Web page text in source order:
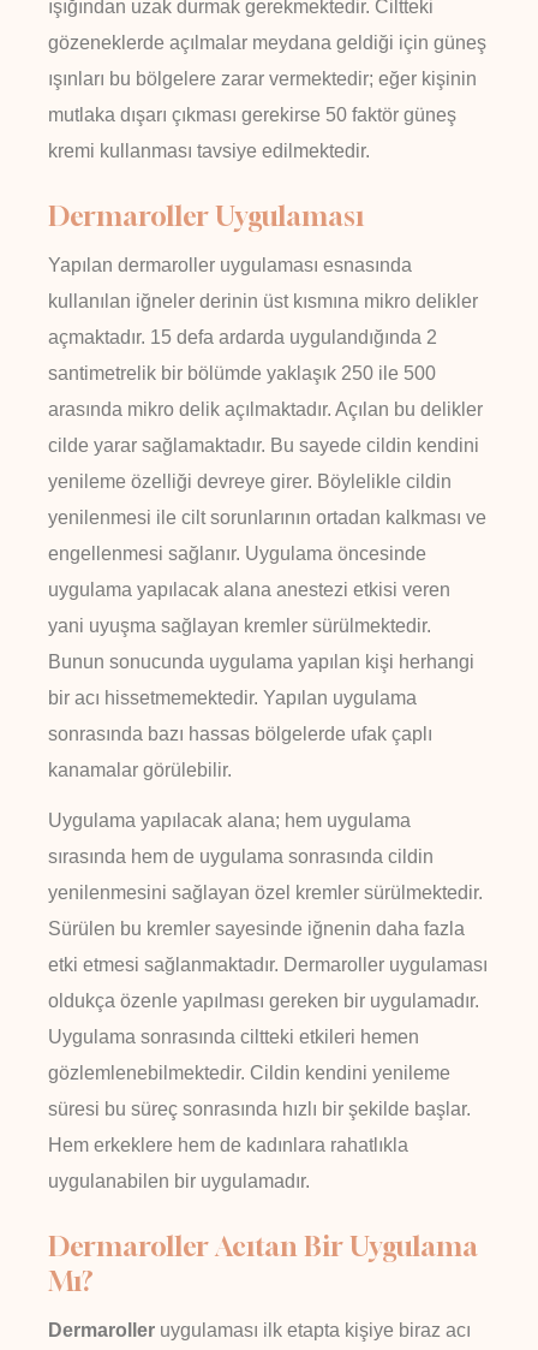
ışığından uzak durmak gerekmektedir. Ciltteki
gözeneklerde açılmalar meydana geldiği için güneş
ışınları bu bölgelere zarar vermektedir; eğer kişinin
mutlaka dışarı çıkması gerekirse 50 faktör güneş
kremi kullanması tavsiye edilmektedir.
Dermaroller Uygulaması
Yapılan dermaroller uygulaması esnasında
kullanılan iğneler derinin üst kısmına mikro delikler
açmaktadır. 15 defa ardarda uygulandığında 2
santimetrelik bir bölümde yaklaşık 250 ile 500
arasında mikro delik açılmaktadır. Açılan bu delikler
cilde yarar sağlamaktadır. Bu sayede cildin kendini
yenileme özelliği devreye girer. Böylelikle cildin
yenilenmesi ile cilt sorunlarının ortadan kalkması ve
engellenmesi sağlanır. Uygulama öncesinde
uygulama yapılacak alana anestezi etkisi veren
yani uyuşma sağlayan kremler sürülmektedir.
Bunun sonucunda uygulama yapılan kişi herhangi
bir acı hissetmemektedir. Yapılan uygulama
sonrasında bazı hassas bölgelerde ufak çaplı
kanamalar görülebilir.
Uygulama yapılacak alana; hem uygulama
sırasında hem de uygulama sonrasında cildin
yenilenmesini sağlayan özel kremler sürülmektedir.
Sürülen bu kremler sayesinde iğnenin daha fazla
etki etmesi sağlanmaktadır. Dermaroller uygulaması
oldukça özenle yapılması gereken bir uygulamadır.
Uygulama sonrasında ciltteki etkileri hemen
gözlemlenebilmektedir. Cildin kendini yenileme
süresi bu süreç sonrasında hızlı bir şekilde başlar.
Hem erkeklere hem de kadınlara rahatlıkla
uygulanabilen bir uygulamadır.
Dermaroller Acıtan Bir Uygulama
Mı?
Dermaroller uygulaması ilk etapta kişiye biraz acı